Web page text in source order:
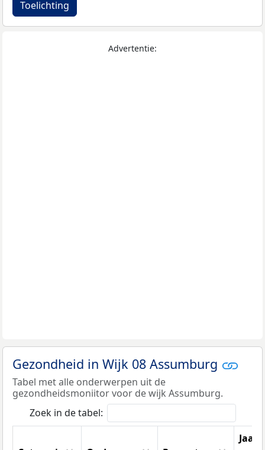
Toelichting
Advertentie:
Gezondheid in Wijk 08 Assumburg
Tabel met alle onderwerpen uit de
gezondheidsmoniitor voor de wijk Assumburg.
Zoek in de tabel:
Jaar